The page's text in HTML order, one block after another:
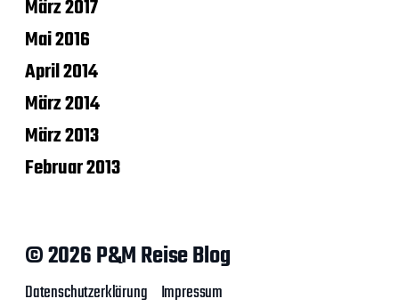
März 2017
Mai 2016
April 2014
März 2014
März 2013
Februar 2013
© 2026 P&M Reise Blog
Datenschutzerklärung Impressum